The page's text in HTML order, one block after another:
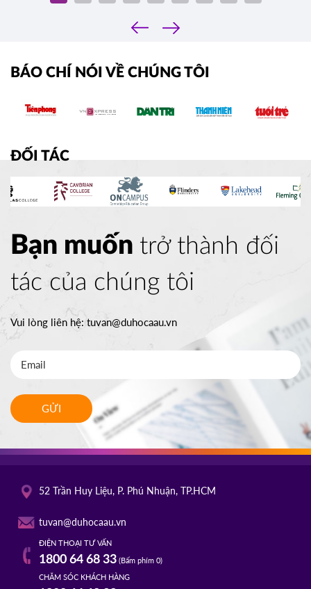
‹
›
BÁO CHÍ NÓI VỀ CHÚNG TÔI
ĐỐI TÁC
Bạn muốn trở thành đối
tác của chúng tôi
Vui lòng liên hệ:tuvan@duhocaau.vn
GỬI
52 Trần Huy Liệu, P. Phú Nhuận, TP.HCM
tuvan@duhocaau.vn
ĐIỆN THOẠI TƯ VẤN
1800 64 68 33(Bấm phím 0)
CHĂM SÓC KHÁCH HÀNG